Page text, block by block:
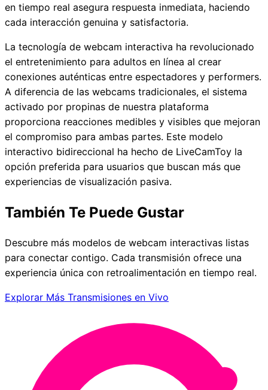
en tiempo real asegura respuesta inmediata, haciendo
cada interacción genuina y satisfactoria.
La tecnología de webcam interactiva ha revolucionado
el entretenimiento para adultos en línea al crear
conexiones auténticas entre espectadores y performers.
A diferencia de las webcams tradicionales, el sistema
activado por propinas de nuestra plataforma
proporciona reacciones medibles y visibles que mejoran
el compromiso para ambas partes. Este modelo
interactivo bidireccional ha hecho de LiveCamToy la
opción preferida para usuarios que buscan más que
experiencias de visualización pasiva.
También Te Puede Gustar
Descubre más modelos de webcam interactivas listas
para conectar contigo. Cada transmisión ofrece una
experiencia única con retroalimentación en tiempo real.
Explorar Más Transmisiones en Vivo